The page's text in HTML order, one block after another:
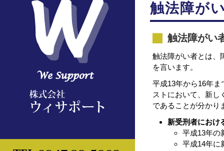
触法障が
触法障がい
触法障がい者とは、
を言います。
平成13年から16年
ストにおいて、新し
であることが分かり
新受刑者におけ
平成13年の
平成14年に